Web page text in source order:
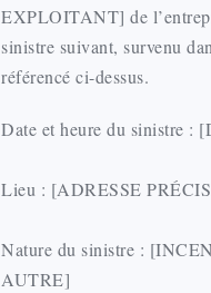
EXPLOITANT] de
sinistre suivant, survenu
référencé ci-dessus.
Date et heure du sinistre
Lieu : [ADRESSE
Nature du sinistre :
AUTRE]